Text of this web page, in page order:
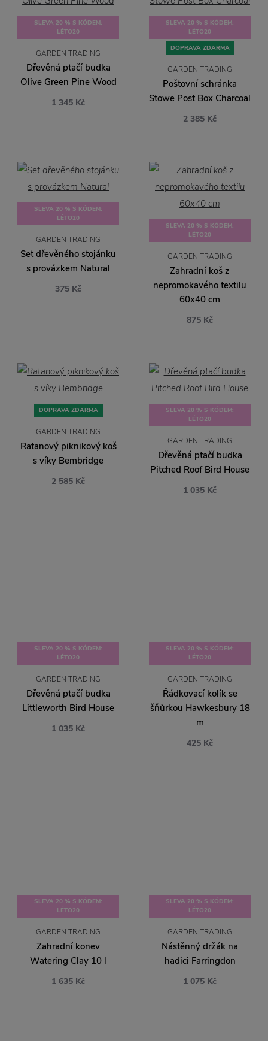
SLEVA 20 % S KÓDEM:
LÉTO20
GARDEN TRADING
Dřevěná ptačí budka
Olive Green Pine Wood
1 345 Kč
SLEVA 20 % S KÓDEM:
LÉTO20
DOPRAVA ZDARMA
GARDEN TRADING
Poštovní schránka
Stowe Post Box Charcoal
2 385 Kč
SLEVA 20 % S KÓDEM:
LÉTO20
GARDEN TRADING
Set dřevěného stojánku
s provázkem Natural
375 Kč
SLEVA 20 % S KÓDEM:
LÉTO20
GARDEN TRADING
Zahradní koš z
nepromokavého textilu
60x40 cm
875 Kč
DOPRAVA ZDARMA
GARDEN TRADING
Ratanový piknikový koš
s víky Bembridge
2 585 Kč
SLEVA 20 % S KÓDEM:
LÉTO20
GARDEN TRADING
Dřevěná ptačí budka
Pitched Roof Bird House
1 035 Kč
SLEVA 20 % S KÓDEM:
LÉTO20
GARDEN TRADING
Dřevěná ptačí budka
Littleworth Bird House
1 035 Kč
SLEVA 20 % S KÓDEM:
LÉTO20
GARDEN TRADING
Řádkovací kolík se
šňůrkou Hawkesbury 18
m
425 Kč
SLEVA 20 % S KÓDEM:
LÉTO20
GARDEN TRADING
Zahradní konev
Watering Clay 10 l
1 635 Kč
SLEVA 20 % S KÓDEM:
LÉTO20
GARDEN TRADING
Nástěnný držák na
hadici Farringdon
1 075 Kč